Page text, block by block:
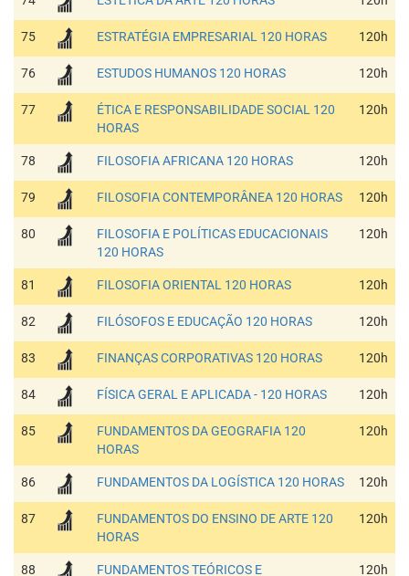
75 ESTRATÉGIA EMPRESARIAL 120 HORAS 120h
76 ESTUDOS HUMANOS 120 HORAS 120h
77
ÉTICA E RESPONSABILIDADE SOCIAL 120
HORAS
120h
78 FILOSOFIA AFRICANA 120 HORAS 120h
79 FILOSOFIA CONTEMPORÂNEA 120 HORAS 120h
80
FILOSOFIA E POLÍTICAS EDUCACIONAIS
120 HORAS
120h
81 FILOSOFIA ORIENTAL 120 HORAS 120h
82 FILÓSOFOS E EDUCAÇÃO 120 HORAS 120h
83 FINANÇAS CORPORATIVAS 120 HORAS 120h
84 FÍSICA GERAL E APLICADA - 120 HORAS 120h
85
FUNDAMENTOS DA GEOGRAFIA 120
HORAS
120h
86 FUNDAMENTOS DA LOGÍSTICA 120 HORAS 120h
87
FUNDAMENTOS DO ENSINO DE ARTE 120
HORAS
120h
88 FUNDAMENTOS TEÓRICOS E 120h